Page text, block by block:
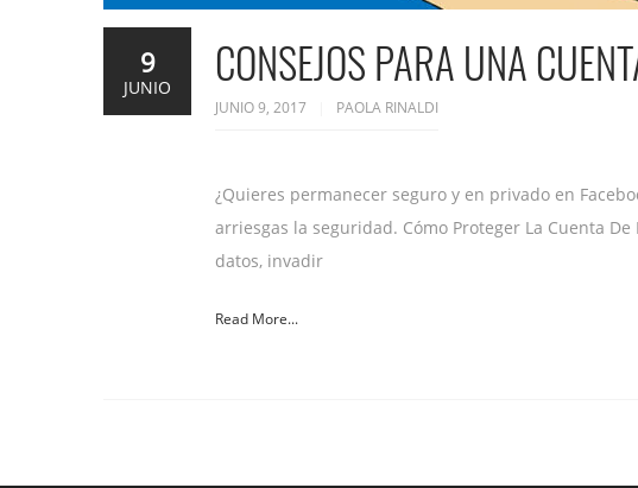
CONSEJOS PARA UNA
JUNIO 9, 2017 PAOLA RINALDI
¿Quieres permanecer seguro y en privado en
arriesgas la seguridad. Cómo Proteger La Cuenta
datos, invadir
Read More...
9
JUNIO